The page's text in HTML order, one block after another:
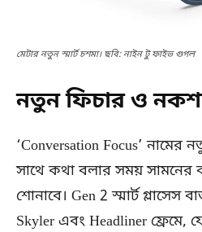
মেটার নতুন স্মার্ট চশমা। ছবি: নাইন টু ফাইভ গুগল
নতুন ফিচার ও
‘Conversation Focus’ নামের
সাথে কথা বলার সময় সামনের
শোনাবে। Gen 2 স্মার্ট গ্লাসেস
Skyler এবং Headliner ফ্রেমে,